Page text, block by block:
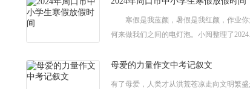
寒假是我蓝颜，暑假是我红颜，作业你
何来做我们之间的电灯泡。小阅整理了2024
您。全国热门城市地点寒假放假时间（点
母爱的力量作文中考记叙文
有了母爱，人类才从洪荒苍凉走向文明繁盛